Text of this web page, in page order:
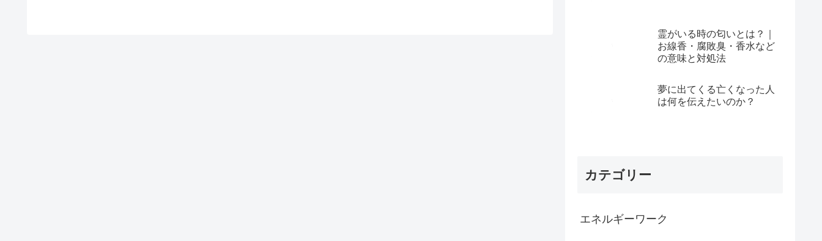
霊がいる時の匂いとは？｜
お線香・腐敗臭・香水など
の意味と対処法
夢に出てくる亡くなった人
は何を伝えたいのか？
カテゴリー
エネルギーワーク